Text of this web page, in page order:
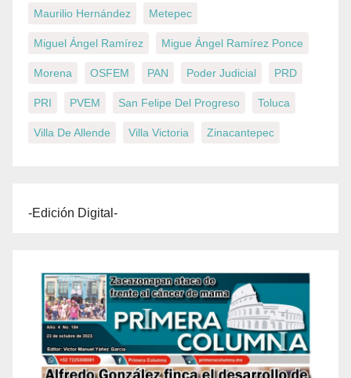
Maurilio Hernández Metepec
Miguel Ángel Ramírez Migue Ángel Ramírez Ponce
Morena OSFEM PAN Poder Judicial PRD
PRI PVEM San Felipe Del Progreso Toluca
Villa De Allende Villa Victoria Zinacantepec
-Edición Digital-